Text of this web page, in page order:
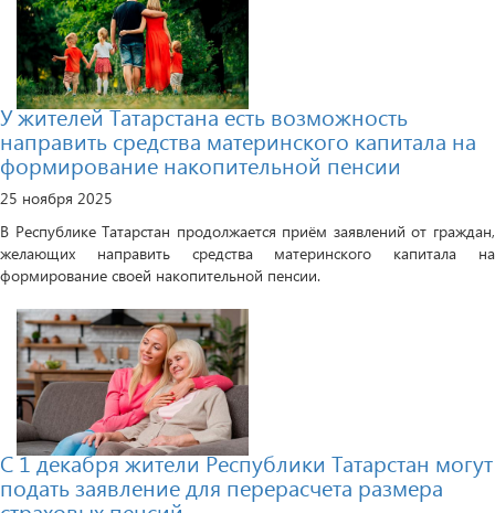
У жителей Татарстана есть возможность
направить средства материнского капитала на
формирование накопительной пенсии
25 ноября 2025
В Республике Татарстан продолжается приём заявлений от граждан,
желающих направить средства материнского капитала на
формирование своей накопительной пенсии.
С 1 декабря жители Республики Татарстан могут
подать заявление для перерасчета размера